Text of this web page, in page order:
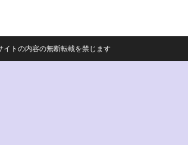
トの内容の無断転載を禁じます